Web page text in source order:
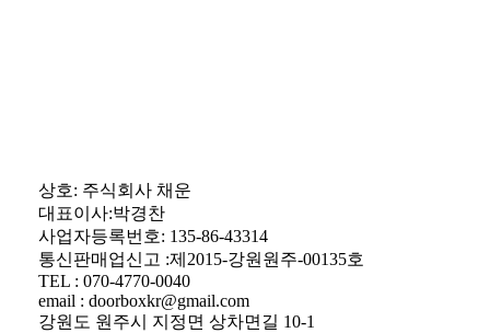
상호: 주식회사 채운
대표이사:박경찬
사업자등록번호: 135-86-43314
통신판매업신고 :제2015-강원원주-00135호
TEL : 070-4770-0040
email : doorboxkr@gmail.com
강원도 원주시 지정면 상차면길 10-1